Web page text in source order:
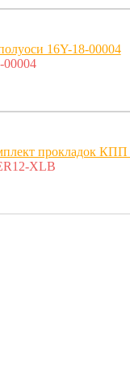
16Y-18-00004
00004
прокладок
XLB